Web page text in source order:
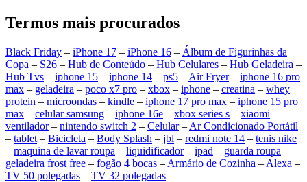
Termos mais procurados
Black Friday – iPhone 17 – iPhone 16 – Álbum de Figurinhas da
Copa – S26 – Hub de Conteúdo – Hub Celulares – Hub Geladeira –
Hub Tvs – iphone 15 – iphone 14 – ps5 – Air Fryer– iphone 16 pro
max – geladeira – poco x7 pro – xbox – iphone – creatina – whey
protein – microondas – kindle – iphone 17 pro max – iphone 15 pro
max – celular samsung – iphone 16e – xbox series s – xiaomi –
ventilador– nintendo switch 2 – Celular– Ar Condicionado Portátil
– tablet – Bicicleta – Body Splash – jbl – redmi note 14 – tenis nike
– maquina de lavar roupa – liquidificador– ipad – guarda roupa –
geladeira frost free – fogão 4 bocas – Armário de Cozinha – Alexa –
TV 50 polegadas – TV 32 polegadas